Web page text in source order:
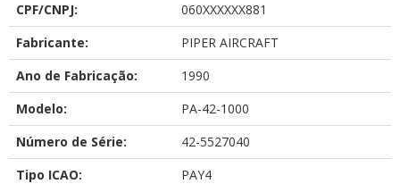
CPF/CNPJ:
060XXXXXX881
Fabricante:
PIPER AIRCRAFT
Ano de Fabricação:
1990
Modelo:
PA-42-1000
Número de Série:
42-5527040
Tipo ICAO:
PAY4